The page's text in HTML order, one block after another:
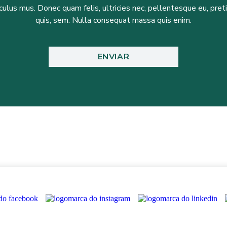
mus. Donec quam felis, ultricies nec, pellentesque eu,
quis, sem. Nulla consequat massa quis enim.
ENVIAR